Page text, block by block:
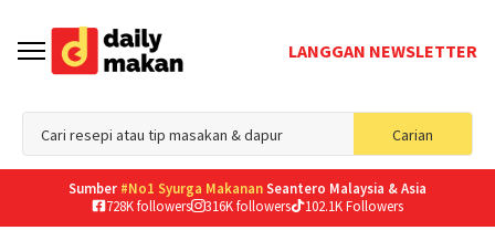
LANGGAN NEWSLETTER
Carian
for:
Sumber #No1 Syurga MakananSeantero Malaysia & Asia
728K followers
316K followers 102.1K Followers